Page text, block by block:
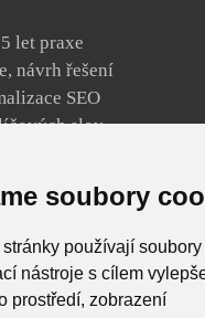
soubory
používají
nástroje s cílem
prostředí, zobrazení
let praxe
návrh řešení
SEO
slov
stránky
/ správa domény
k doméně